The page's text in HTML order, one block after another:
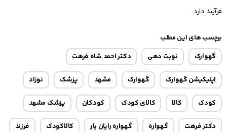
فرآیند دارد.
برچسب های این مطلب
گهوارک
نوبت دهی دکتر احمد شاه فرهت
اپلیکیشن گهوارک گهوارک مشهد پزشک نوزاد
کودک کالا کالای کودک کودکان پزشک مشهد
دکتر فرهت گهواره گهواره رایان یار کالاکودک فرزند